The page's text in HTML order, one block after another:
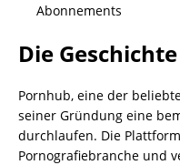
Abonnements
Die
Pornhub, eine der
seiner Gründung eine
durchlaufen. Die
Pornografiebranche und